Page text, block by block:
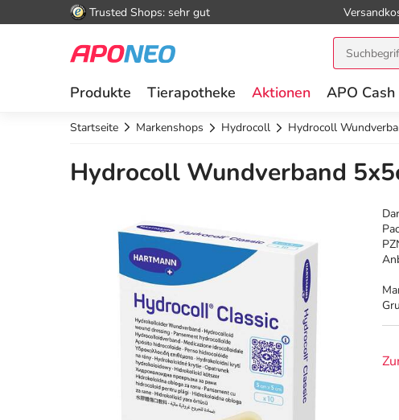
Trusted Shops: sehr gut
Produkte Tierapotheke Aktionen APO Cash
Startseite Markenshops Hydrocoll Hydrocoll
Hydrocoll Wundverband